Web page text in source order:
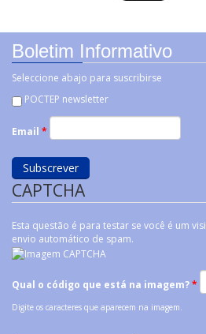
Boletim Informativo
Seleccione abajo para suscribirse
POCTEP newsletter
Email *
CAPTCHA
Esta questão é para testar se você é um
envio automático de spam.
Qual o código que está na imagem?*
Digite os caracteres que aparecem na imagem.